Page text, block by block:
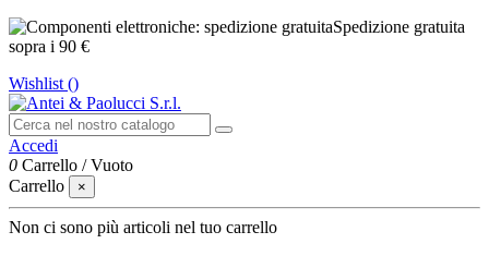
Spedizione gratuita
sopra i 90 €
Wishlist ()
Accedi
0 Carrello /Vuoto
Carrello
×
Non ci sono più articoli nel tuo carrello